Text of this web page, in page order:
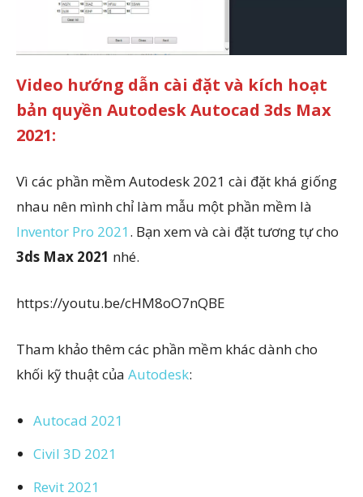
Video hướng dẫn cài đặt và kích hoạt
bản quyền Autodesk Autocad 3ds Max
2021:
Vì các phần mềm Autodesk 2021 cài đặt khá giống
nhau nên mình chỉ làm mẫu một phần mềm là
Inventor Pro 2021 . Bạn xem và cài đặt tương tự cho
3ds Max 2021 nhé.
https://youtu.be/cHM8oO7nQBE
Tham khảo thêm các phần mềm khác dành cho
khối kỹ thuật của Autodesk:
Autocad 2021
Civil 3D 2021
Revit 2021